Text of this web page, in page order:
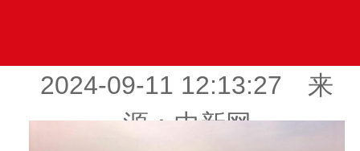
2024-09-11 12:13:27 来
源：中新网